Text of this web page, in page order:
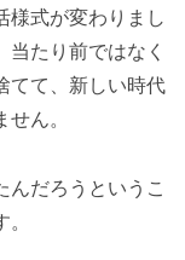
様式が変わりまし
たり前ではなく
てて、新しい時代
ん。
んだろうというこ